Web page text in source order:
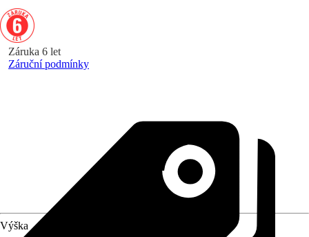
Záruka 6 let
Záruční podmínky
Výška